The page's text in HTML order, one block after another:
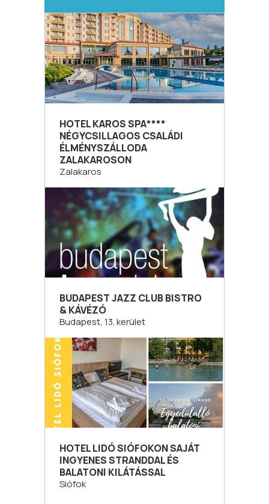
HOTEL KAROS SPA****
NÉGYCSILLAGOS CSALÁDI
ÉLMÉNYSZÁLLODA
ZALAKAROSON
Zalakaros
BUDAPEST JAZZ CLUB BISTRO
& KÁVÉZÓ
Budapest, 13. kerület
HOTEL LIDÓ SIÓFOKON SAJÁT
INGYENES STRANDDAL ÉS
BALATONI KILÁTÁSSAL
Siófok